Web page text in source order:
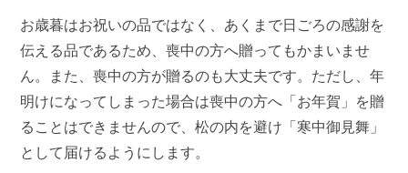
お歳暮はお祝いの品ではなく、あくまで日ごろの感謝を
伝える品であるため、喪中の方へ贈ってもかまいませ
ん。また、喪中の方が贈るのも大丈夫です。ただし、年
明けになってしまった場合は喪中の方へ「お年賀」を贈
ることはできませんので、松の内を避け「寒中御見舞」
として届けるようにします。